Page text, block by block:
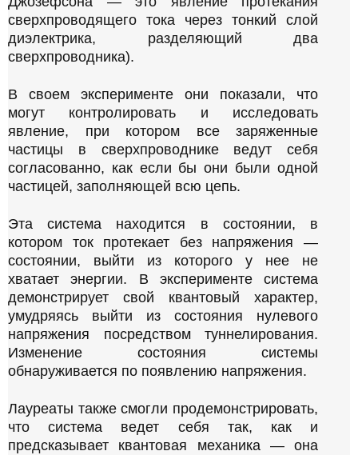
сверхпроводящего тока через тонкий слой
диэлектрика, разделяющий два
сверхпроводника).
В своем эксперименте они показали, что
могут контролировать и исследовать
явление, при котором все заряженные
частицы в сверхпроводнике ведут себя
согласованно, как если бы они были одной
частицей, заполняющей всю цепь.
Эта система находится в состоянии, в
котором ток протекает без напряжения —
состоянии, выйти из которого у нее не
хватает энергии. В эксперименте система
демонстрирует свой квантовый характер,
умудряясь выйти из состояния нулевого
напряжения посредством туннелирования.
Изменение состояния системы
обнаруживается по появлению напряжения.
Лауреаты также смогли продемонстрировать,
что система ведет себя так, как и
предсказывает квантовая механика — она